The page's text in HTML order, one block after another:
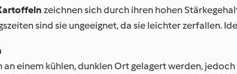
zeichnen sich durch ihren hohen
sind sie ungeeignet, da sie leichter zerfallen.
einem kühlen, dunklen Ort gelagert werden,